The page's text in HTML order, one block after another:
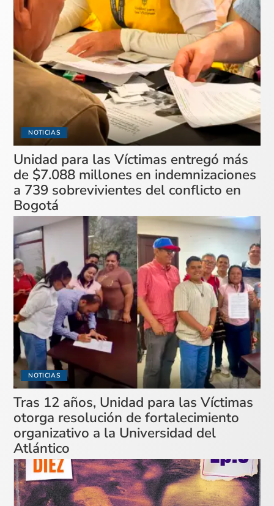
NOTICIAS
Unidad para las Víctimas entregó más
de $7.088 millones en indemnizaciones
a 739 sobrevivientes del conflicto en
Bogotá
NOTICIAS
Tras 12 años, Unidad para las Víctimas
otorga resolución de fortalecimiento
organizativo a la Universidad del
Atlántico